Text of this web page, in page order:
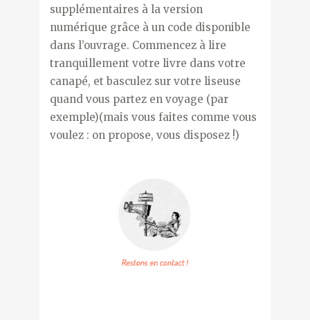
supplémentaires à la version
numérique grâce à un code disponible
dans l’ouvrage. Commencez à lire
tranquillement votre livre dans votre
canapé, et basculez sur votre liseuse
quand vous partez en voyage (par
exemple)(mais vous faites comme vous
voulez : on propose, vous disposez !)